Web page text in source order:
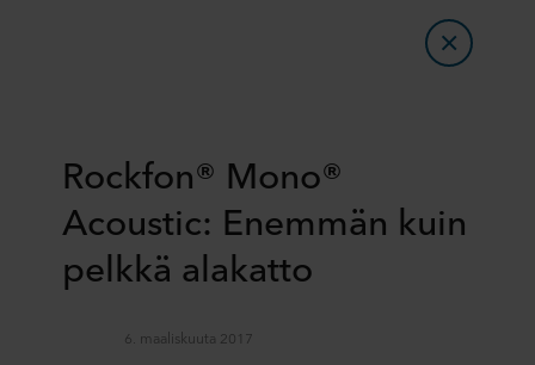
Rockfon® Mono®
Acoustic: Enemmän kuin
pelkkä alakatto
6. maaliskuuta 2017